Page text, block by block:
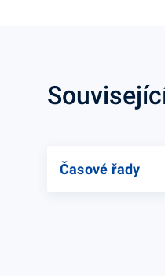
Časové řady